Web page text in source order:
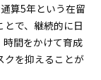
算5年という在留
で、継続的に日
間をかけて育成
クを抑えることが